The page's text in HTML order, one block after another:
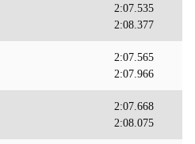
2:07.535
2:08.377
2:07.565
2:07.966
2:07.668
2:08.075